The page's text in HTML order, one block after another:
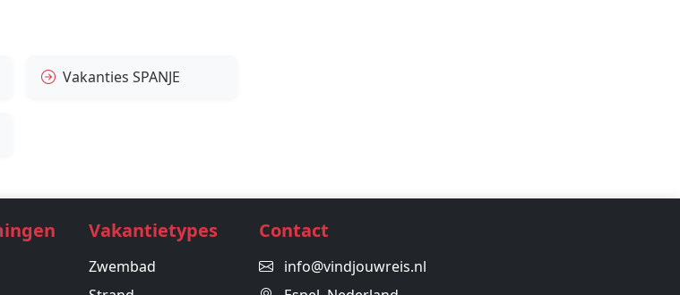
Vakanties SPANJE
Vakantietypes
Zwembad
Contact
info@vindjouwreis.nl